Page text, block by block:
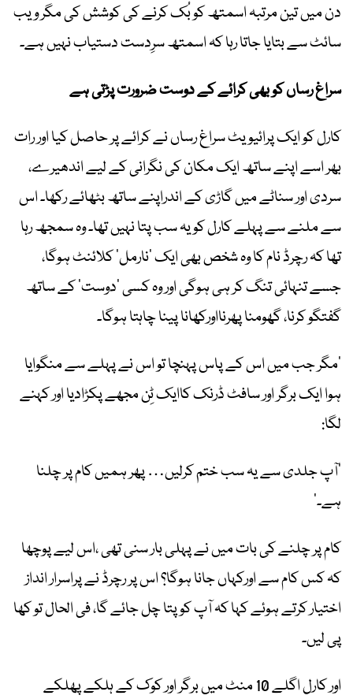
دن میں تین مرتبہ اسمتھ کو بُک کرنے کی کوشش کی مگر ویب
سائٹ سے بتایا جاتا رہا کہ اسمتھ سرِدست دستیاب نہیں ہے۔
سراغ رساں کو بھی کرائے کے دوست ضرورت پڑتی ہے
کارل کو ایک پرائیویٹ سراغ رساں نے کرائے پر حاصل کیا اور رات
بھر اسے اپنے ساتھ ایک مکان کی نگرانی کے لیے اندھیرے،
سردی اور سناٹے میں گاڑی کے اندراپنے ساتھ بٹھائے رکھا۔ اس
سے ملنے سے پہلے کارل کو یہ سب پتا نہیں تھا۔ وہ سمجھ رہا
تھا کہ رچرڈ نام کا وہ شخص بھی ایک ’نارمل‘ کلائنٹ ہوگا،
جسے تنہائی تنگ کر ہی ہوگی اور وہ کسی ’دوست‘ کے ساتھ
گفتگو کرنا، گھومنا پھرنااورکھانا پینا چاہتا ہوگا۔
’مگر جب میں اس کے پاس پہنچا تو اس نے پہلے سے منگوایا
ہوا ایک برگر اور سافٹ ڈرنک کاایک ٹِن مجھے پکڑادیا اور کہنے
لگا:
’آپ جلدی سے یہ سب ختم کرلیں… پھر ہمیں کام پر چلنا
ہے۔‘
کام پر چلنے کی بات میں نے پہلی بار سنی تھی ،اس لیے پوچھا
کہ کس کام سے اورکہاں جانا ہوگا؟ اس پر رچرڈ نے پراسرار انداز
اختیار کرتے ہوئے کہا کہ آپ کو پتا چل جائے گا، فی الحال تو کھا
پی لیں۔
اور کارل اگلے 10 منٹ میں برگر اور کوک کے ہلکے پھلکے